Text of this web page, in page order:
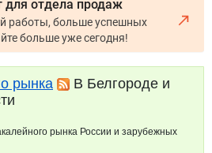
для отдела продаж
работы, больше успешных
сделок. Продавайте больше уже сегодня!
рынка
В Белгороде и
рынка России и зарубежных